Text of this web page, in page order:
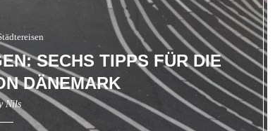
SECHS TIPPS FÜR DIE
DÄNEMARK
Nils